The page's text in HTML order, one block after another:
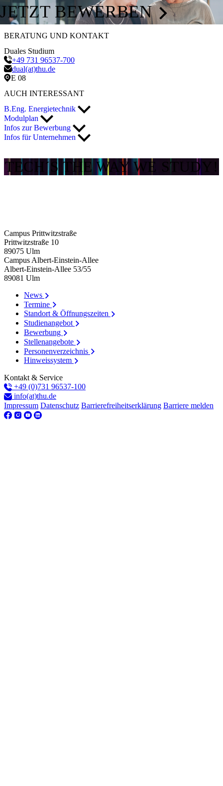
JETZT BEWERBEN
BERATUNG UND KONTAKT
Duales Studium
+49 731 96537-700
dual(at)thu.de
E 08
AUCH INTERESSANT
B.Eng. Energietechnik
Modulplan
Infos zur Bewerbung
Infos für Unternehmen
TECH´S THE WAY WE STUDY!
Campus Prittwitzstraße
Prittwitzstraße 10
89075 Ulm
Campus Albert-Einstein-Allee
Albert-Einstein-Allee 53/​55
89081 Ulm
News
Termine
Standort & Öffnungszeiten
Studienangebot
Bewerbung
Stellenangebote
Personenverzeichnis
Hinweissystem
Kontakt & Service
+49 (0)731 96537-100
info(at)thu.de
Impressum Datenschutz Barrierefreiheitserklärung Barriere melden